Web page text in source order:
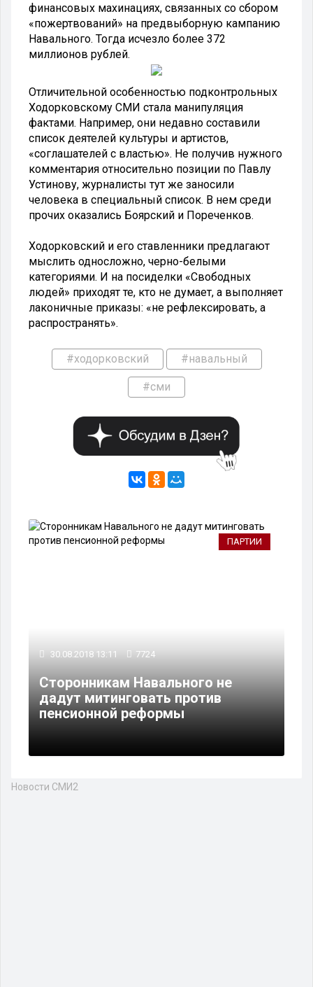
финансовых махинациях, связанных со сбором
«пожертвований» на предвыборную кампанию
Навального. Тогда исчезло более 372
миллионов рублей.
Отличительной особенностью подконтрольных
Ходорковскому СМИ стала манипуляция
фактами. Например, они недавно составили
список деятелей культуры и артистов,
«соглашателей с властью». Не получив нужного
комментария относительно позиции по Павлу
Устинову, журналисты тут же заносили
человека в специальный список. В нем среди
прочих оказались Боярский и Пореченков.
Ходорковский и его ставленники предлагают
мыслить односложно, черно-белыми
категориями. И на посиделки «Свободных
людей» приходят те, кто не думает, а выполняет
лаконичные приказы: «не рефлексировать, а
распространять».
#ходорковский #навальный
#сми
ПАРТИИ
30.08.2018 13:11 7724
Сторонникам Навального не
дадут митинговать против
пенсионной реформы
Новости СМИ2